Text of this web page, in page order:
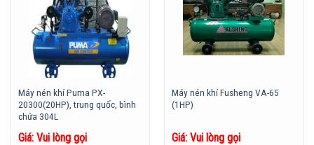
Máy nén khí Puma PX-
20300(20HP), trung quốc, bình
chứa 304L
Giá: Vui lòng gọi
Máy nén khí Fusheng VA-65
(1HP)
Giá: Vui lòng gọi